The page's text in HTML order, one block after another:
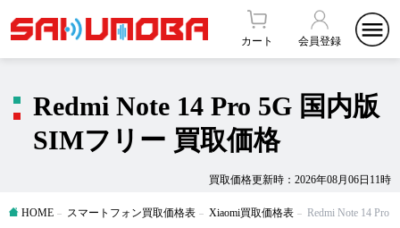
カート 会員登録
買取価格更新時：2026年08月06日11時
Redmi Note 14 Pro 5G 国内版
SIMフリー 買取価格
HOME スマートフォン買取価格表 Xiaomi買取価格表 Redmi Note 14 Pro